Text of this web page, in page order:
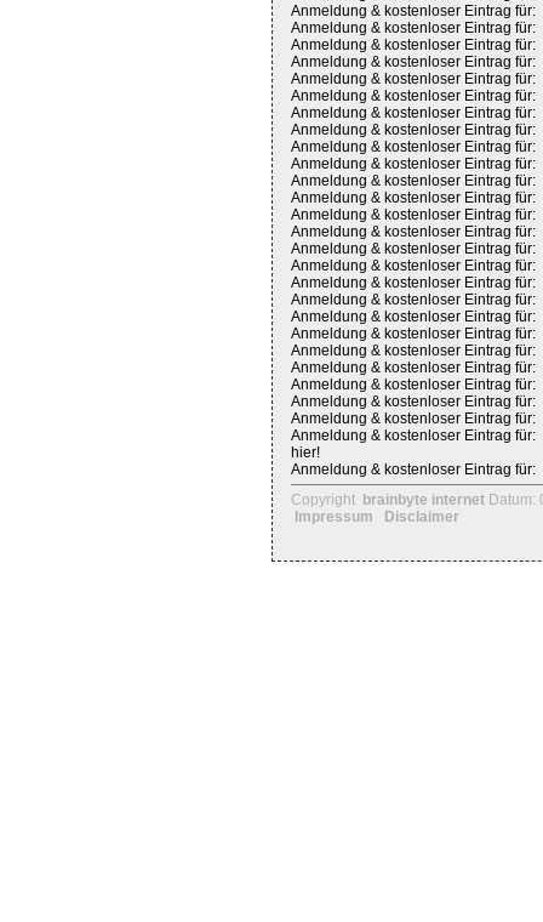
Anmeldung & kostenloser Eintrag für:
Anmeldung & kostenloser Eintrag für:
Anmeldung & kostenloser Eintrag für:
Anmeldung & kostenloser Eintrag für:
Anmeldung & kostenloser Eintrag für:
Anmeldung & kostenloser Eintrag für:
Anmeldung & kostenloser Eintrag für:
Anmeldung & kostenloser Eintrag für:
Anmeldung & kostenloser Eintrag für:
Anmeldung & kostenloser Eintrag für:
Anmeldung & kostenloser Eintrag für:
Anmeldung & kostenloser Eintrag für:
Anmeldung & kostenloser Eintrag für:
Anmeldung & kostenloser Eintrag für:
Anmeldung & kostenloser Eintrag für:
Anmeldung & kostenloser Eintrag für:
Anmeldung & kostenloser Eintrag für:
Anmeldung & kostenloser Eintrag für:
Anmeldung & kostenloser Eintrag für:
Anmeldung & kostenloser Eintrag für:
Anmeldung & kostenloser Eintrag für:
Anmeldung & kostenloser Eintrag für:
Anmeldung & kostenloser Eintrag für:
Anmeldung & kostenloser Eintrag für:
Anmeldung & kostenloser Eintrag für:
Anmeldung & kostenloser Eintrag für:
hier!
Anmeldung & kostenloser Eintrag für:
Copyright brainbyte internet Datum:
Impressum
Disclaimer